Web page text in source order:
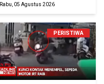
Rabu, 05 Agustus 2026
PERISTIWA